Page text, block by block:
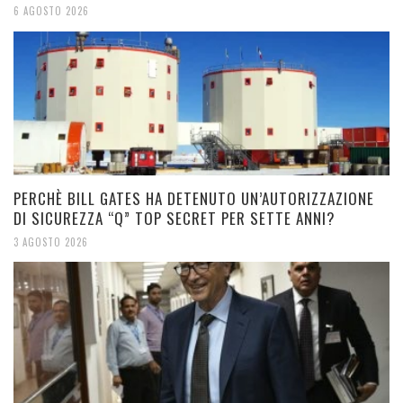
6 AGOSTO 2026
PERCHÈ BILL GATES HA DETENUTO UN’AUTORIZZAZIONE
DI SICUREZZA “Q” TOP SECRET PER SETTE ANNI?
3 AGOSTO 2026